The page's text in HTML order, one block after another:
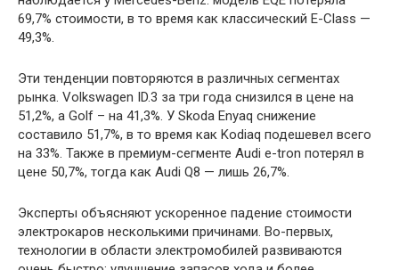
69,7% стоимости, в то время как классический E-Class —
49,3%.
Эти тенденции повторяются в различных сегментах
рынка. Volkswagen ID.3 за три года снизился в цене на
51,2%, а Golf – на 41,3%. У Skoda Enyaq снижение
составило 51,7%, в то время как Kodiaq подешевел всего
на 33%. Также в премиум-сегменте Audi e-tron потерял в
цене 50,7%, тогда как Audi Q8 — лишь 26,7%.
Эксперты объясняют ускоренное падение стоимости
электрокаров несколькими причинами. Во-первых,
технологии в области электромобилей развиваются